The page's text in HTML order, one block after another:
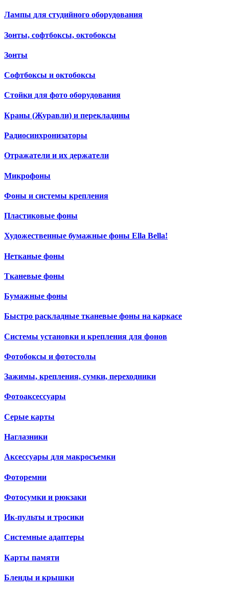
Лампы для студийного оборудования
Зонты, софтбоксы, октобоксы
Зонты
Софтбоксы и октобоксы
Стойки для фото оборудования
Краны (Журавли) и перекладины
Радиосинхронизаторы
Отражатели и их держатели
Микрофоны
Фоны и системы крепления
Пластиковые фоны
Художественные бумажные фоны Ella Bella!
Нетканые фоны
Тканевые фоны
Бумажные фоны
Быстро раскладные тканевые фоны на каркасе
Системы установки и крепления для фонов
Фотобоксы и фотостолы
Зажимы, крепления, сумки, переходники
Фотоаксессуары
Серые карты
Наглазники
Аксессуары для макросъемки
Фоторемни
Фотосумки и рюкзаки
Ик-пульты и тросики
Системные адаптеры
Карты памяти
Бленды и крышки